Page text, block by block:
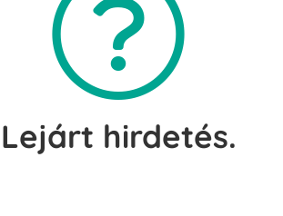
Lejárt hirdetés.